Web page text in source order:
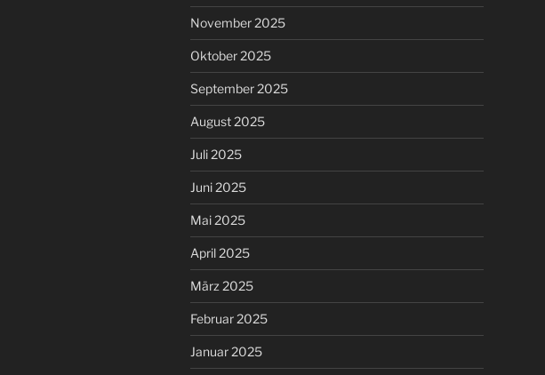
November 2025
Oktober 2025
September 2025
August 2025
Juli 2025
Juni 2025
Mai 2025
April 2025
März 2025
Februar 2025
Januar 2025